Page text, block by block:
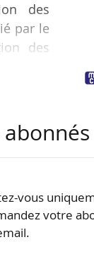
des
par le
des
vous
votre